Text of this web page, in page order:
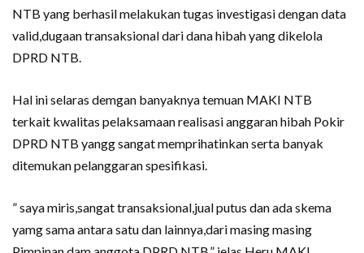
NTB yang berhasil melakukan tugas investigasi dengan data
valid,dugaan transaksional dari dana hibah yang dikelola
DPRD NTB.
Hal ini selaras demgan banyaknya temuan MAKI NTB
terkait kwalitas pelaksamaan realisasi anggaran hibah Pokir
DPRD NTB yangg sangat memprihatinkan serta banyak
ditemukan pelanggaran spesifikasi.
” saya miris,sangat transaksional,jual putus dan ada skema
yamg sama antara satu dan lainnya,dari masing masing